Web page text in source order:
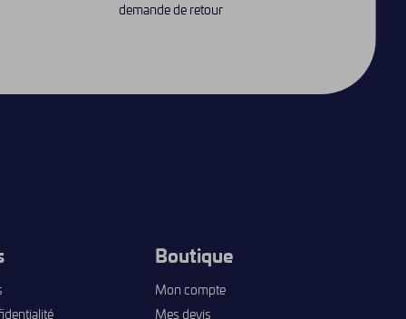
demande de retour
Boutique
Mon compte
Mes devis